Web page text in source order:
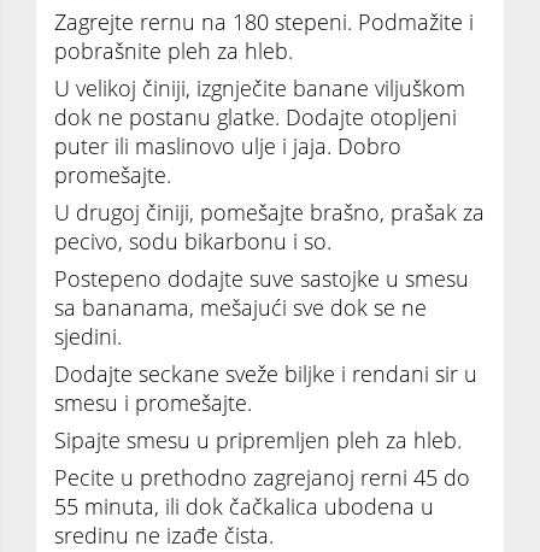
Zagrejte rernu na 180 stepeni. Podmažite i
pobrašnite pleh za hleb.
U velikoj činiji, izgnječite banane viljuškom
dok ne postanu glatke. Dodajte otopljeni
puter ili maslinovo ulje i jaja. Dobro
promešajte.
U drugoj činiji, pomešajte brašno, prašak za
pecivo, sodu bikarbonu i so.
Postepeno dodajte suve sastojke u smesu
sa bananama, mešajući sve dok se ne
sjedini.
Dodajte seckane sveže biljke i rendani sir u
smesu i promešajte.
Sipajte smesu u pripremljen pleh za hleb.
Pecite u prethodno zagrejanoj rerni 45 do
55 minuta, ili dok čačkalica ubodena u
sredinu ne izađe čista.